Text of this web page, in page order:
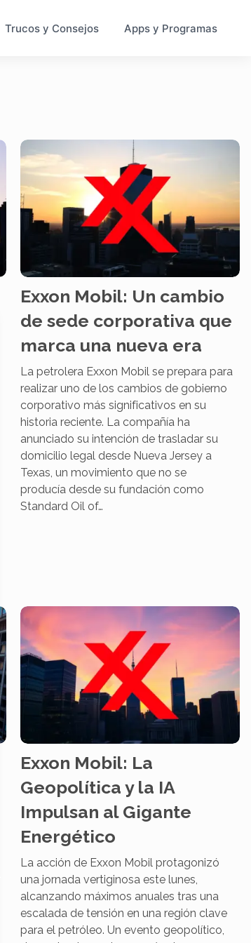
Trucos y Consejos Apps y Programas
Exxon Mobil: Un cambio
de sede corporativa que
marca una nueva era
La petrolera Exxon Mobil se prepara para
realizar uno de los cambios de gobierno
corporativo más significativos en su
historia reciente. La compañía ha
anunciado su intención de trasladar su
domicilio legal desde Nueva Jersey a
Texas, un movimiento que no se
producía desde su fundación como
Standard Oil of…
Exxon Mobil: La
Geopolítica y la IA
Impulsan al Gigante
Energético
La acción de Exxon Mobil protagonizó
una jornada vertiginosa este lunes,
alcanzando máximos anuales tras una
escalada de tensión en una región clave
para el petróleo. Un evento geopolítico,